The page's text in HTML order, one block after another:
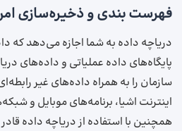
فهرست بندی و ذخیره‌سازی
دریاچه داده به شما اجازه می‌دهد که
پایگاه‌های داده عملیاتی و داده‌های
سازمان را به همراه داده‌های غیر
اینترنت اشیا، برنامه‌های موبایل و
همچنین با استفاده از دریاچه داده قادر